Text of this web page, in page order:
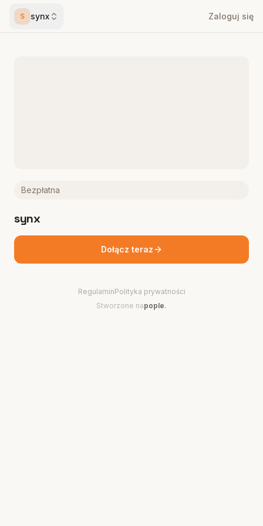
S synx Zaloguj się
Bezpłatna
synx
Dołącz teraz
RegulaminPolityka prywatności
Stworzone napople.